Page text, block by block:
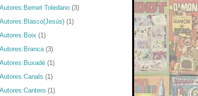
Autores:Bernet Toledano (3)
Autores:Blasco(Jesús) (1)
Autores:Boix (1)
Autores:Branca (3)
Autores:Buxadé (1)
Autores:Canals (1)
Autores:Cantero (1)